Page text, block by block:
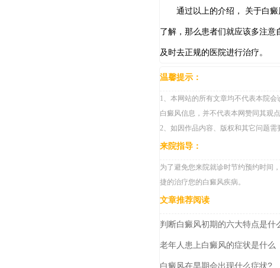
通过以上的介绍， 关于白癜
了解，那么患者们就应该多注
及时去正规的医院进行治疗。
温馨提示：
1、本网站的所有文章均不代表本院
白癜风信息，并不代表本网赞同其观
2、如因作品内容、版权和其它问题需
来院指导：
为了避免您来院就诊时节约预约时间
捷的治疗您的白癜风疾病。
文章推荐阅读
判断白癜风初期的六大特点是什
老年人患上白癜风的症状是什么
白癜风在早期会出现什么症状?